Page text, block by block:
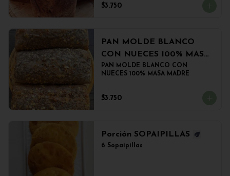
$3.750
PAN MOLDE BLANCO
CON NUECES 100% MASA
MADRE
PAN MOLDE BLANCO CON
NUECES 100% MASA MADRE
$3.750
Porción SOPAIPILLAS
6 Sopaipillas